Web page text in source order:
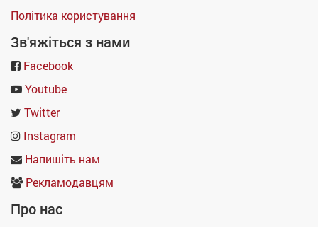
Політика користування
Зв'яжіться з нами
Facebook
Youtube
Twitter
Instagram
Напишіть нам
Рекламодавцям
Про нас